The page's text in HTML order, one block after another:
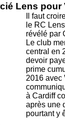
Lens pour
Il faut
le RC
révélé par
Le club
central en
devoir
prime
2016 avec
à Cardiff
après une
pourtant y